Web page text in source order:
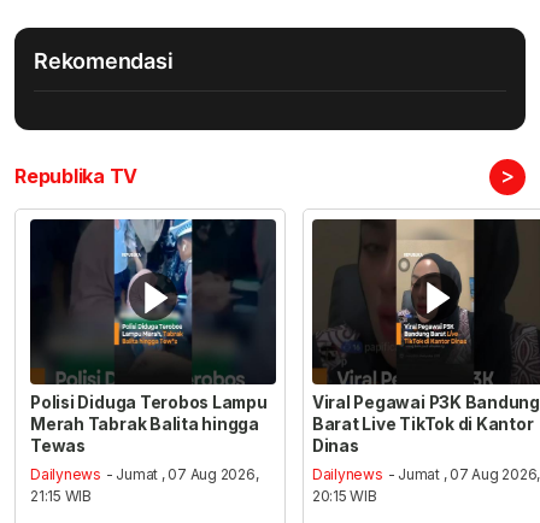
Rekomendasi
Republika TV >
Polisi Diduga Terobos Lampu
Merah Tabrak Balita hingga
Tewas
Dailynews - Jumat , 07 Aug 2026,
21:15 WIB
Viral Pegawai P3K Bandung
Barat Live TikTok di Kantor
Dinas
Dailynews - Jumat , 07 Aug 2026,
20:15 WIB